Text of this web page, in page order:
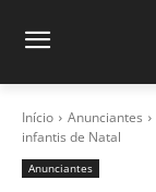
Início Anunciantes
infantis de Natal
Anunciantes